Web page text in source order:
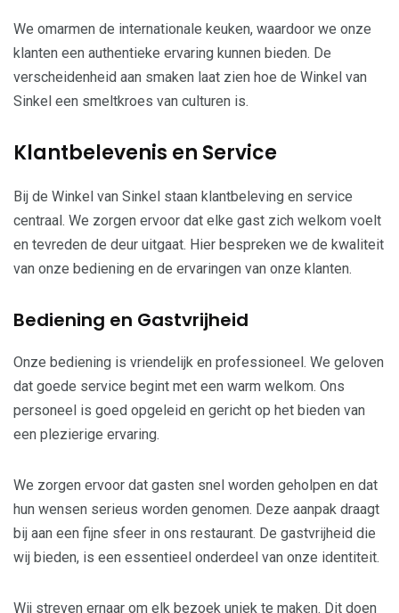
We omarmen de internationale keuken, waardoor we onze
klanten een authentieke ervaring kunnen bieden. De
verscheidenheid aan smaken laat zien hoe de Winkel van
Sinkel een smeltkroes van culturen is.
Klantbelevenis en Service
Bij de Winkel van Sinkel staan klantbeleving en service
centraal. We zorgen ervoor dat elke gast zich welkom voelt
en tevreden de deur uitgaat. Hier bespreken we de kwaliteit
van onze bediening en de ervaringen van onze klanten.
Bediening en Gastvrijheid
Onze bediening is vriendelijk en professioneel. We geloven
dat goede service begint met een warm welkom. Ons
personeel is goed opgeleid en gericht op het bieden van
een plezierige ervaring.
We zorgen ervoor dat gasten snel worden geholpen en dat
hun wensen serieus worden genomen. Deze aanpak draagt
bij aan een fijne sfeer in ons restaurant. De gastvrijheid die
wij bieden, is een essentieel onderdeel van onze identiteit.
Wij streven ernaar om elk bezoek uniek te maken. Dit doen